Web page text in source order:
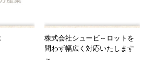
株式会社シュービ～ロットを
問わず幅広く対応いたします
～